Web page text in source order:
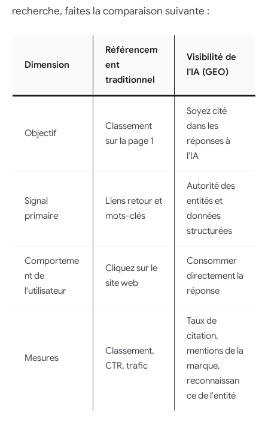
recherche, faites la comparaison suivante :
Dimension
Référencem
ent
traditionnel
Visibilité de
l'IA (GEO)
Objectif
Classement
sur la page 1
Soyez cité
dans les
réponses à
l'IA
Signal
primaire
Liens retour et
mots-clés
Autorité des
entités et
données
structurées
Comporteme
nt de
l'utilisateur
Cliquez sur le
site web
Consommer
directement la
réponse
Mesures
Classement,
CTR, trafic
Taux de
citation,
mentions de la
marque,
reconnaissan
ce de l'entité